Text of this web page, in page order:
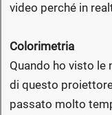
video perché in
Colorimetria
Quando ho visto
di questo
passato molto